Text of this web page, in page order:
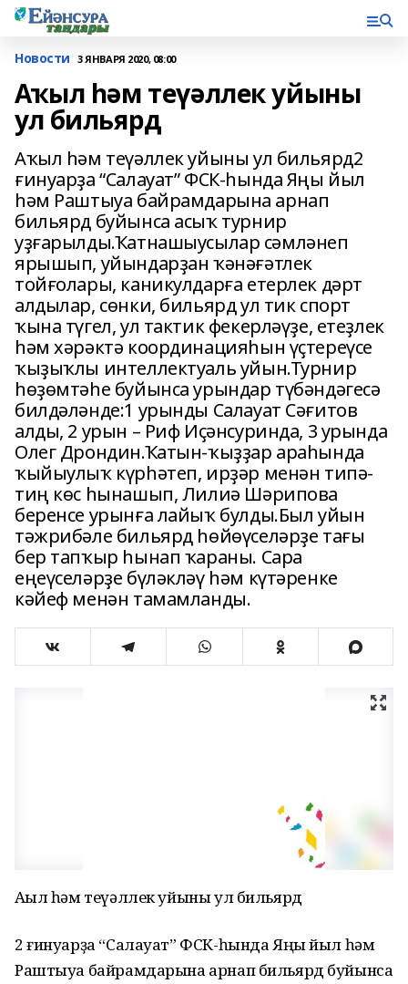
Новости 3 ЯНВАРЯ 2020, 08:00
Аҡыл һәм теүәллек уйыны
ул бильярд
Аҡыл һәм теүәллек уйыны ул бильярд2
ғинуарҙа “Салауат” ФСК-һында Яңы йыл
һәм Раштыуа байрамдарына арнап
бильярд буйынса асыҡ турнир
уҙғарылды.Ҡатнашыусылар сәмләнеп
ярышып, уйындарҙан ҡәнәғәтлек
тойғолары, каникулдарға етерлек дәрт
алдылар, сөнки, бильярд ул тик спорт
ҡына түгел, ул тактик фекерләүҙе, етеҙлек
һәм хәрәктә координацияһын үҫтереүсе
ҡыҙыҡлы интеллектуаль уйын.Турнир
һөҙөмтәһе буйынса урындар түбәндәгесә
билдәләнде:1 урынды Салауат Сәғитов
алды, 2 урын – Риф Иҫәнсуринда, 3 урында
Олег Дрондин.Ҡатын-ҡыҙҙар араһында
ҡыйыулыҡ күрһәтеп, ирҙәр менән типә-
тиң көс һынашып, Лилиә Шәрипова
беренсе урынға лайыҡ булды.Был уйын
тәжрибәле бильярд һөйөүселәрҙе тағы
бер тапҡыр һынап ҡараны. Сара
еңеүселәрҙе бүләкләү һәм күтәренке
кәйеф менән тамамланды.
Аҡыл һәм теүәллек уйыны ул бильярд
2 ғинуарҙа “Салауат” ФСК-һында Яңы йыл һәм
Раштыуа байрамдарына арнап бильярд буйынса